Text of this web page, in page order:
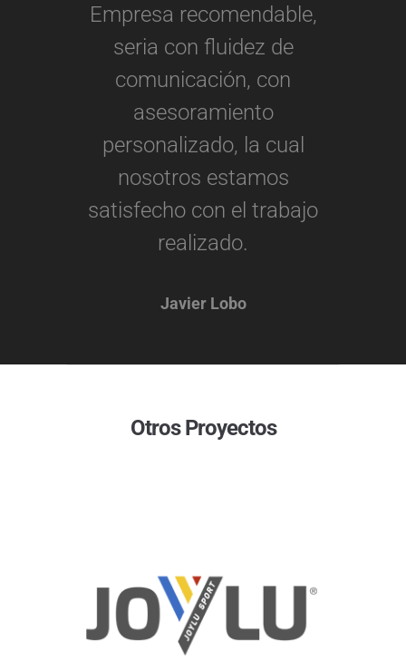
Empresa recomendable,
seria con fluidez de
comunicación, con
asesoramiento
personalizado, la cual
nosotros estamos
satisfecho con el trabajo
realizado.
Javier Lobo
Otros Proyectos